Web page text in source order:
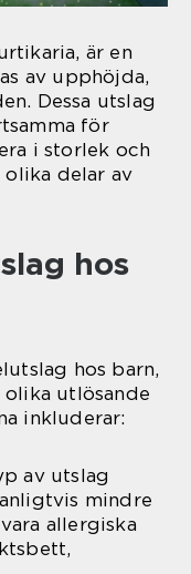
är en
av upphöjda,
Dessa utslag
för
i storlek och
delar av
hos
hos barn,
utlösande
inkluderar:
av utslag
mindre
allergiska